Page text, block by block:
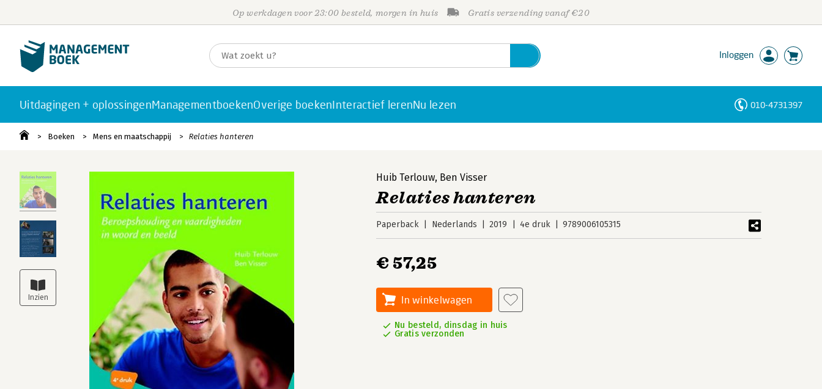
Op werkdagen voor 23:00 besteld, morgen in huis Gratis verzending vanaf €20
Inloggen
Uitdagingen + oplossingenManagementboekenOverige boekenInteractief lerenNu lezen 010-4731397
Boeken Mens en maatschappij Relaties hanteren
Huib Terlouw, Ben Visser
Relaties hanteren
Paperback Nederlands 2019 4e druk 9789006105315
€ 57,25
In winkelwagen
Nu besteld, dinsdag in huis
Gratis verzonden
Personen